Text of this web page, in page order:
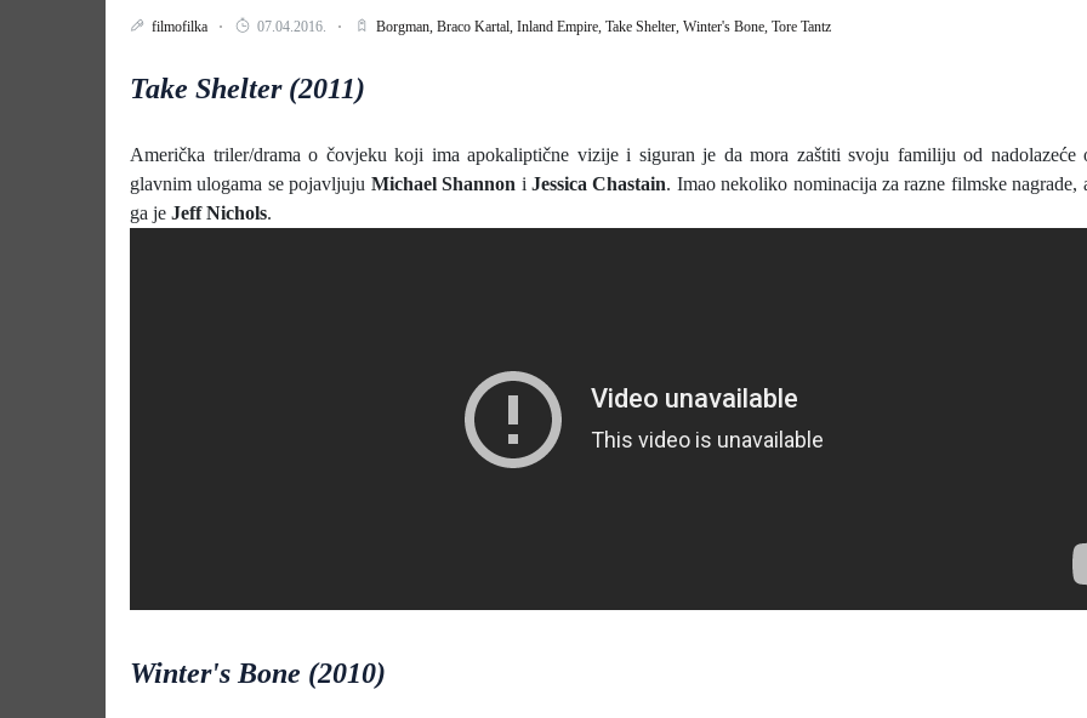
filmofilka 07.04.2016. Borgman, Braco Kartal, Inland Empire, Take Shelter, Winter's Bone, Tore Tantz
Take Shelter (2011)
Američka triler/drama o čovjeku koji ima apokaliptične vizije i siguran je da mora zaštiti svoju familiju od nadolazeće
glavnim ulogama se pojavljuju Michael Shannon i Jessica Chastain. Imao nekoliko nominacija za razne filmske nagrade,
ga je Jeff Nichols.
Winter's Bone (2010)